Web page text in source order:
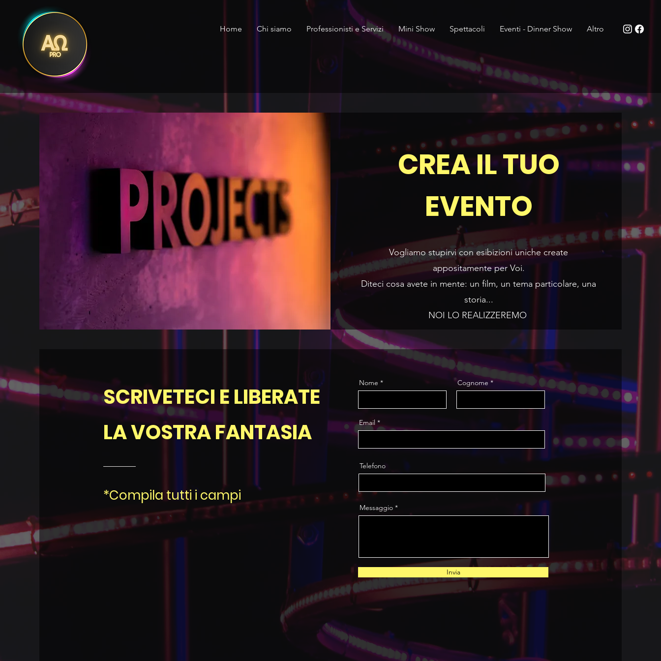
Home Chi siamo Professionisti e Servizi Mini Show Spettacoli Eventi - Dinner Show Altro
CREA IL TUO
EVENTO
Vogliamo stupirvi con esibizioni uniche create
appositamente per Voi.
Diteci cosa avete in mente: un film, un tema particolare, una
storia...
NOI LO REALIZZEREMO
SCRIVETECI ELIBERATE
LAVOSTRAFANTASIA
*Compila tutti i campi
Nome Cognome
Email
Telefono
Messaggio
Invia